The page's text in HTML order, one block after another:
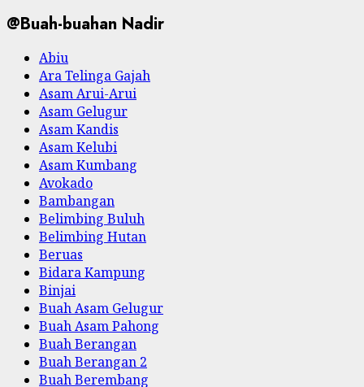
@Buah-buahan Nadir
Abiu
Ara Telinga Gajah
Asam Arui-Arui
Asam Gelugur
Asam Kandis
Asam Kelubi
Asam Kumbang
Avokado
Bambangan
Belimbing Buluh
Belimbing Hutan
Beruas
Bidara Kampung
Binjai
Buah Asam Gelugur
Buah Asam Pahong
Buah Berangan
Buah Berangan 2
Buah Berembang